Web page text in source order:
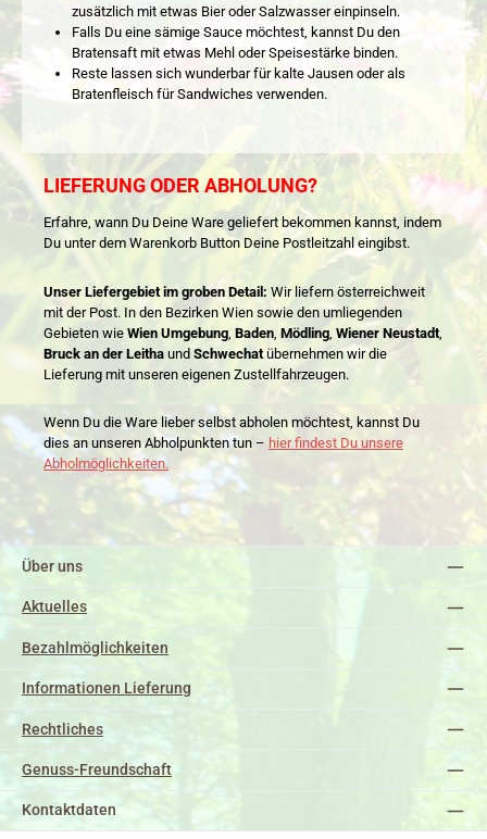
zusätzlich mit etwas Bier oder Salzwasser einpinseln.
Falls Du eine sämige Sauce möchtest, kannst Du den
Bratensaft mit etwas Mehl oder Speisestärke binden.
Reste lassen sich wunderbar für kalte Jausen oder als
Bratenfleisch für Sandwiches verwenden.
LIEFERUNG ODER ABHOLUNG?
Erfahre, wann Du Deine Ware geliefert bekommen kannst, indem
Du unter dem Warenkorb Button Deine Postleitzahl eingibst.
Unser Liefergebiet im groben Detail: Wir liefern österreichweit
mit der Post. In den Bezirken Wien sowie den umliegenden
Gebieten wie Wien Umgebung Baden Mödling Wiener Neustadt
Bruck an der Leitha und Schwechatübernehmen wir die
Lieferung mit unseren eigenen Zustellfahrzeugen.
Wenn Du die Ware lieber selbst abholen möchtest, kannst Du
dies an unseren Abholpunkten tun – hier findest Du unsere
Abholmöglichkeiten.
Über uns
Aktuelles
Bezahlmöglichkeiten
Informationen Lieferung
Rechtliches
Genuss-Freundschaft
Kontaktdaten